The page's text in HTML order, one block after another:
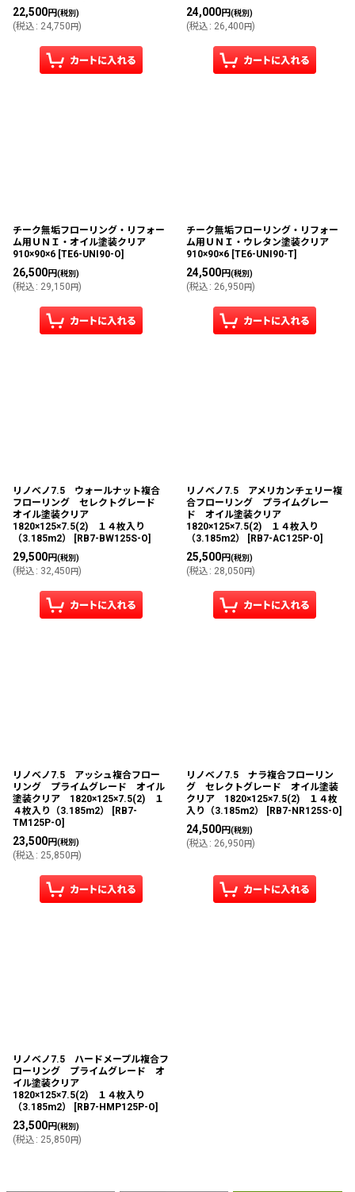
22,500円(税別)
(税込 : 24,750 円)
24,000円(税別)
(税込 : 26,400 円)
チーク無垢フローリング・リフォー
ム用ＵＮＩ・オイル塗装クリア
910×90×6 [TE6-UNI90-O]
26,500円(税別)
(税込 : 29,150 円)
チーク無垢フローリング・リフォー
ム用ＵＮＩ・ウレタン塗装クリア
910×90×6 [TE6-UNI90-T]
24,500円(税別)
(税込 : 26,950 円)
リノベノ7.5 ウォールナット複合
フローリング セレクトグレード
オイル塗装クリア
1820×125×7.5(2) １４枚入り
（3.185m2）
[RB7-BW125S-O]
29,500円(税別)
(税込 : 32,450 円)
リノベノ7.5 アメリカンチェリー複
合フローリング プライムグレー
ド オイル塗装クリア
1820×125×7.5(2) １４枚入り
（3.185m2）
[RB7-AC125P-O]
25,500円(税別)
(税込 : 28,050 円)
リノベノ7.5 アッシュ複合フロー
リング プライムグレード オイル
塗装クリア 1820×125×7.5(2) １
４枚入り（3.185m2）
[RB7-
TM125P-O]
23,500円(税別)
(税込 : 25,850 円)
リノベノ7.5 ナラ複合フローリン
グ セレクトグレード オイル塗装
クリア 1820×125×7.5(2) １４枚
入り（3.185m2）
[RB7-NR125S-O]
24,500円(税別)
(税込 : 26,950 円)
リノベノ7.5 ハードメープル複合フ
ローリング プライムグレード オ
イル塗装クリア
1820×125×7.5(2) １４枚入り
（3.185m2）
[RB7-HMP125P-O]
23,500円(税別)
(税込 : 25,850 円)